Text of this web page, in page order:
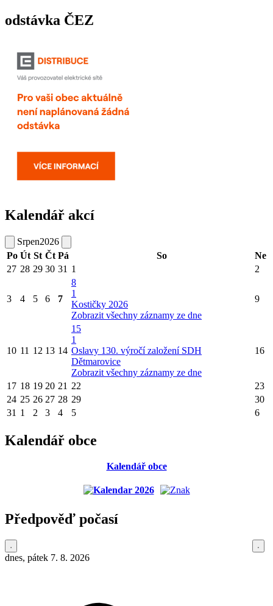
odstávka ČEZ
Kalendář akcí
Srpen2026
Po Út St Čt Pá So
Ne
27 28 29 30 31 1 2
3 4 5 6 7
8
1
Kostičky 2026
Zobrazit všechny záznamy ze dne
9
10 11 12 13 14
15
1
Oslavy 130. výročí založení SDH
Dětmarovice
Zobrazit všechny záznamy ze dne
16
17 18 19 20 21 22
23
24 25 26 27 28 29
30
31 1 2 3 4 5 6
Kalendář obce
Kalendář obce
Předpověď počasí
dnes, pátek 7. 8. 2026